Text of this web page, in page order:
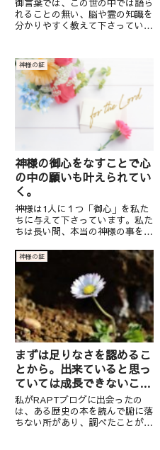
御言葉では、この世の中では語ら
れることの無い、脳や霊の知識を
分かりやすく教えて下さっていま
たかなどを、幼少期を振り返りな
がら、心の変化などお伝えしたい
と思います。私は幼い時、心が
繊...
神様の証
神様の御心をなすことで心
の中の願いも叶えられてい
く。
神様は1人に１つ「御心」を私た
ちに与えて下さっています。私た
ちは長い間、本当の神様の事を知
逆するイルミナティがこの世の中
を支配し、神様の思想と反対の思
想や考えばかりを植え付けてきた
からです。神社仏閣に悪魔をま
つ...
神様の証
まずは足りなさを認めるこ
とから。出来ていると思っ
ていては成長できないこと
を実感しました。
私がRAPTブログに出会ったの
は、ある歴史の本を読んで腑に落
ちない所があり、調べたことがキ